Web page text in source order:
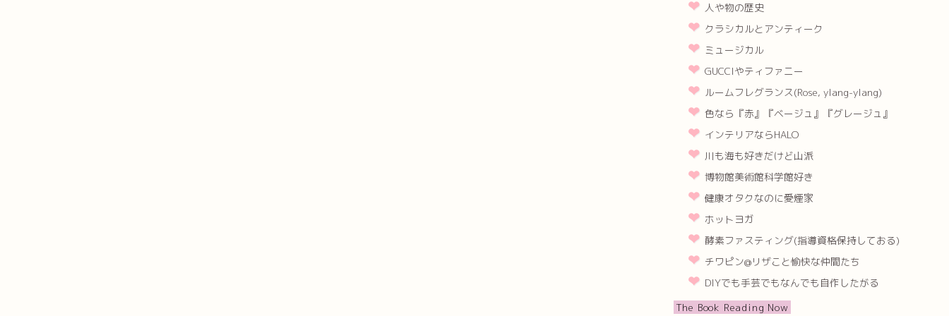
人や物の歴史
クラシカルとアンティーク
ミュージカル
GUCCIやティファニー
ルームフレグランス(Rose, ylang-ylang)
色なら『赤』『ベージュ』『グレージュ』
インテリアならHALO
川も海も好きだけど山派
博物館美術館科学館好き
健康オタクなのに愛煙家
ホットヨガ
酵素ファスティング(指導資格保持しておる)
チワピン@リザこと愉快な仲間たち
DIYでも手芸でもなんでも自作したがる
The Book Reading Now